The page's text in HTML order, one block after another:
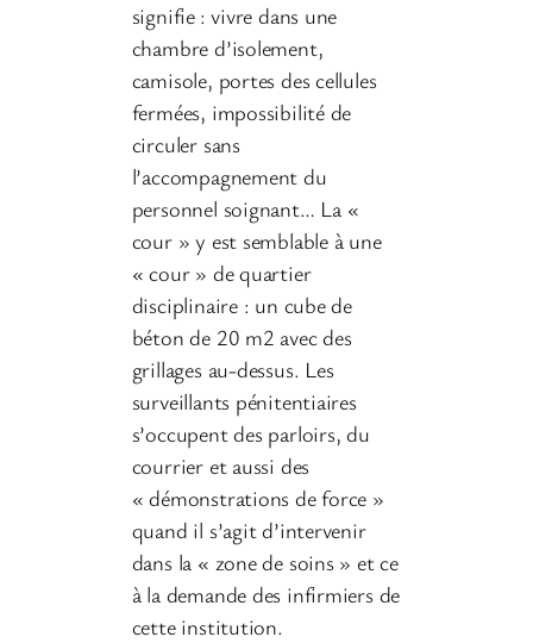
signifie : vivre dans une
chambre d’isolement,
camisole, portes des cellules
fermées, impossibilité de
circuler sans
l’accompagnement du
personnel soignant… La «
cour » y est semblable à une
« cour » de quartier
disciplinaire : un cube de
béton de 20 m2 avec des
grillages au-dessus. Les
surveillants pénitentiaires
s’occupent des parloirs, du
courrier et aussi des
« démonstrations de force »
quand il s’agit d’intervenir
dans la « zone de soins » et ce
à la demande des infirmiers de
cette institution.